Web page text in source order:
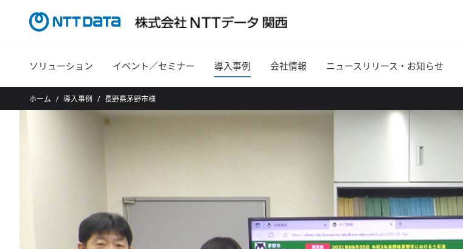
ソリューション イベント／セミナー 導入事例 会社情報 ニュースリリース・お知らせ
ホーム 導入事例 長野県茅野市様